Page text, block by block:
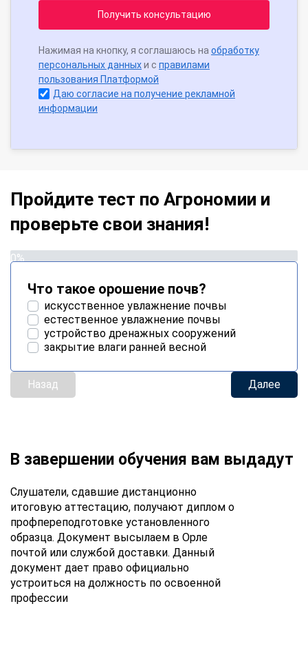
Получить консультацию
Нажимая на кнопку, я соглашаюсь на обработку
персональных данныхи с правилами
пользования Платформой
Даю согласие на получение рекламной
информации
Пройдите тест по Агрономии и
проверьте свои знания!
0%
Что такое орошение почв?
искусственное увлажнение почвы
естественное увлажнение почвы
устройство дренажных сооружений
закрытие влаги ранней весной
Назад Далее
В завершении обучения вам выдадут
Слушатели, сдавшие дистанционно
итоговую аттестацию, получают диплом о
профпереподготовке установленного
образца. Документ высылаем в Орле
почтой или службой доставки. Данный
документ дает право официально
устроиться на должность по освоенной
профессии